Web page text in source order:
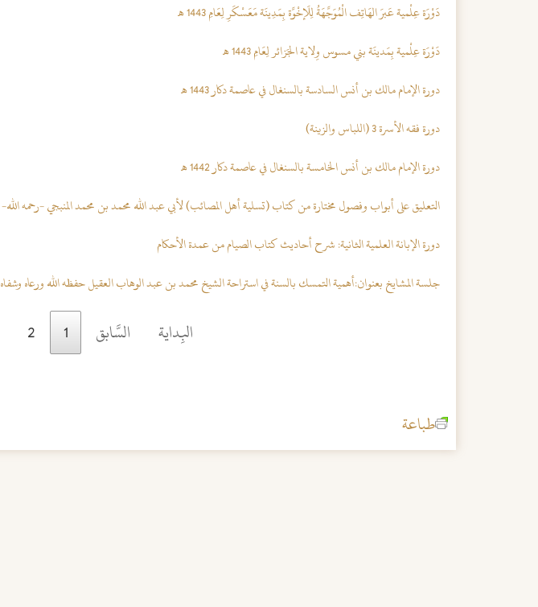
دَوْرَة عِلْمية عَبرَ الهَاتِف الْمُوَجَّهَةُ لِلَإخْوَّة بِمَدِينَة مَعَسْكَرِ لِعَامِ 1443 هـ
دَوْرَة عِلْمية بِمَدينَة بني مسوس وِلاية الجَزائر لِعَامِ 1443 هـ
دورة الإمام مالك بن أنس السادسة بالسنغال في عاصمة دكار 1443 هـ
دورة فقه الأسرة 3 (اللباس والزينة)
دورة الإمام مالك بن أنس الخامسة بالسنغال في عاصمة دكار 1442 هـ
التعليق على أبواب وفصول مختارة من كتاب (تسلية أهل المصائب) لأبي عبد الله محمد بن محمد المنبجي -رحمه الله-
دورة الإبانة العلمية الثانية: شرح أحاديث كتاب الصيام من عمدة الأحكام
جلسة المشايخ بعنوان:أهمية التمسك بالسنة في استراحة الشيخ محمد بن عبد الوهاب العقيل حفظه الله ورعاه وشفاه
البِداية السَّابق 1
2
طباعة